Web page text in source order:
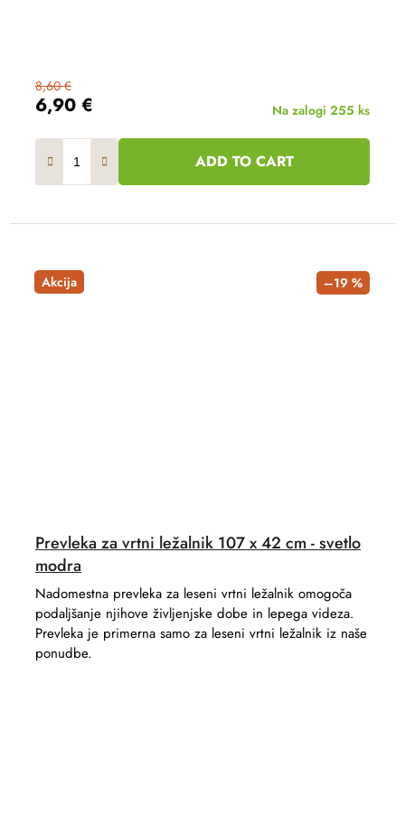
6,90 €
8,60 €
Na zalogi 255 ks
ADD TO CART
Akcija –19 %
Prevleka za vrtni ležalnik 107 x 42 cm - svetlo
modra
Nadomestna prevleka za leseni vrtni ležalnik omogoča
podaljšanje njihove življenjske dobe in lepega videza.
Prevleka je primerna samo za leseni vrtni ležalnik iz naše
ponudbe.